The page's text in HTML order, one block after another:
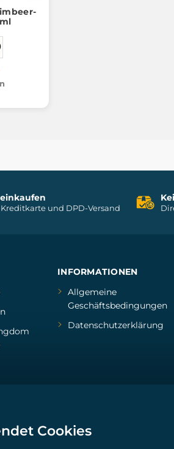
Kreditkarte und DPD-Versand
INFORMATIONEN
Allgemeine
Geschäftsbedingungen
Datenschutzerklärung
Cookies